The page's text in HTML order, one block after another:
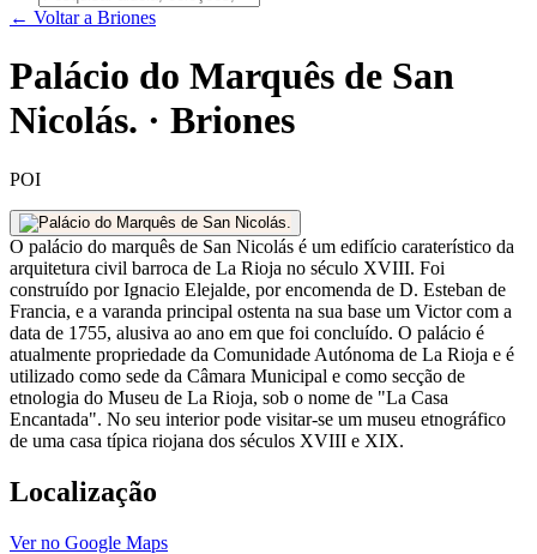
← Voltar a Briones
Palácio do Marquês de San
Nicolás. · Briones
POI
O palácio do marquês de San Nicolás é um edifício caraterístico da
arquitetura civil barroca de La Rioja no século XVIII. Foi
construído por Ignacio Elejalde, por encomenda de D. Esteban de
Francia, e a varanda principal ostenta na sua base um Victor com a
data de 1755, alusiva ao ano em que foi concluído. O palácio é
atualmente propriedade da Comunidade Autónoma de La Rioja e é
utilizado como sede da Câmara Municipal e como secção de
etnologia do Museu de La Rioja, sob o nome de "La Casa
Encantada". No seu interior pode visitar-se um museu etnográfico
de uma casa típica riojana dos séculos XVIII e XIX.
Localização
Ver no Google Maps